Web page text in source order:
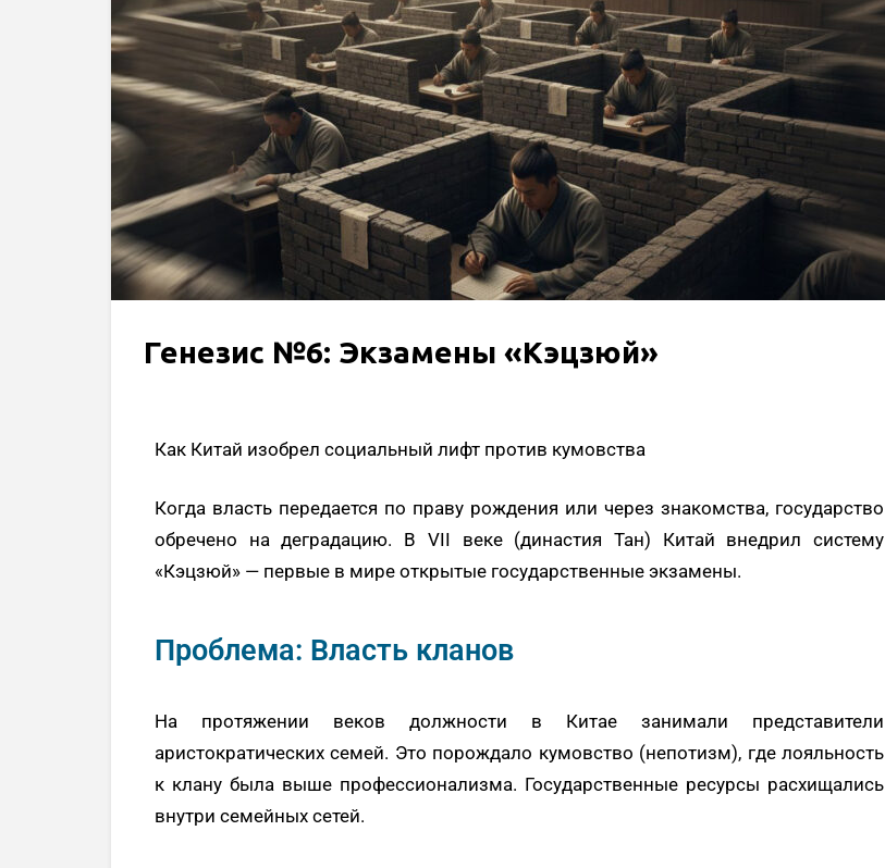
Генезис №6: Экзамены «Кэцзюй»
Как Китай изобрел социальный лифт против кумовства
Когда власть передается по праву рождения или через знакомства, государство
обречено на деградацию. В VII веке (династия Тан) Китай внедрил систему
«Кэцзюй» — первые в мире открытые государственные экзамены.
Проблема: Власть кланов
На протяжении веков должности в Китае занимали представители
аристократических семей. Это порождало кумовство (непотизм), где лояльность
к клану была выше профессионализма. Государственные ресурсы расхищались
внутри семейных сетей.